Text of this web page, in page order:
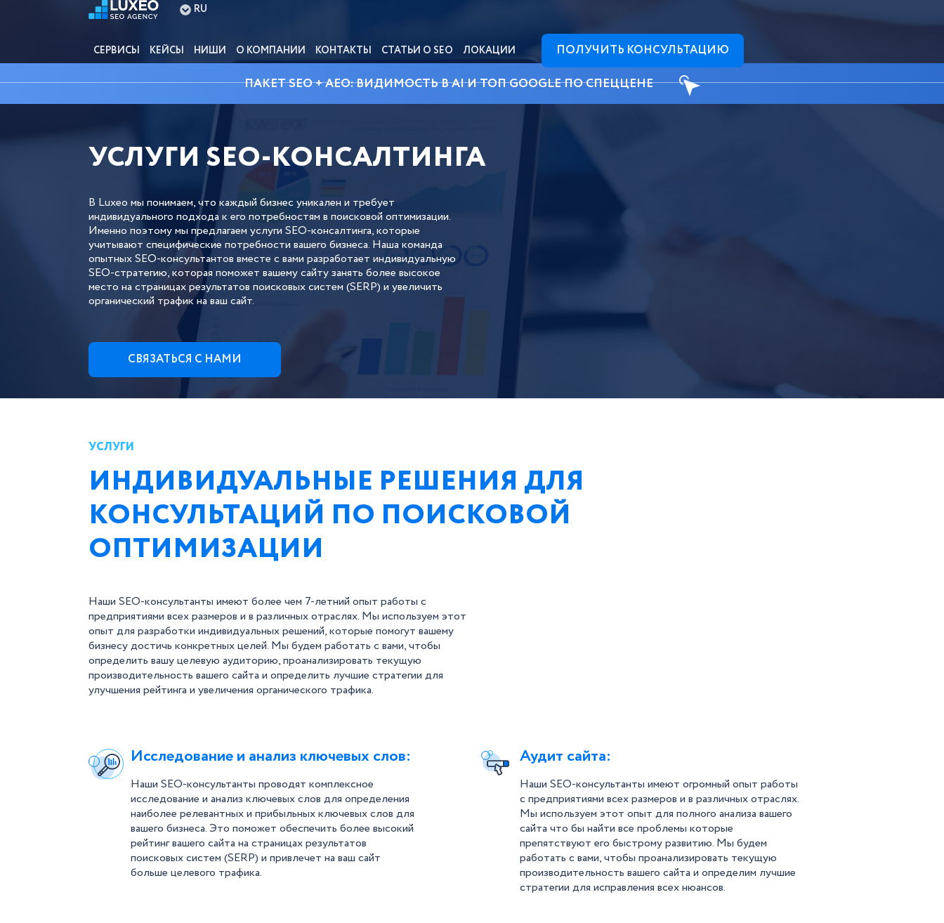
RU
СЕРВИСЫ КЕЙСЫ НИШИ О КОМПАНИИ КОНТАКТЫ СТАТЬИ О SEO ЛОКАЦИИ ПОЛУЧИТЬ КОНСУЛЬТАЦИЮ
ПАКЕТ SEO + AEO: ВИДИМОСТЬ В AI И ТОП GOOGLE ПО СПЕЦЦЕНЕ
УСЛУГИ SEO-КОНСАЛТИНГА
В Luxeo мы понимаем, что каждый бизнес уникален и требует
индивидуального подхода к его потребностям в поисковой оптимизации.
Именно поэтому мы предлагаем услуги SEO-консалтинга, которые
учитывают специфические потребности вашего бизнеса. Наша команда
опытных SEO-консультантов вместе с вами разработает индивидуальную
SEO-стратегию, которая поможет вашему сайту занять более высокое
место на страницах результатов поисковых систем (SERP) и увеличить
органический трафик на ваш сайт.
СВЯЗАТЬСЯ С НАМИ
УСЛУГИ
ИНДИВИДУАЛЬНЫЕ РЕШЕНИЯ ДЛЯ
КОНСУЛЬТАЦИЙ ПО ПОИСКОВОЙ
ОПТИМИЗАЦИИ
Наши SEO-консультанты имеют более чем 7-летний опыт работы с
предприятиями всех размеров и в различных отраслях. Мы используем этот
опыт для разработки индивидуальных решений, которые помогут вашему
бизнесу достичь конкретных целей. Мы будем работать с вами, чтобы
определить вашу целевую аудиторию, проанализировать текущую
производительность вашего сайта и определить лучшие стратегии для
улучшения рейтинга и увеличения органического трафика.
Исследование и анализ ключевых слов:
Наши SEO-консультанты проводят комплексное
исследование и анализ ключевых слов для определения
наиболее релевантных и прибыльных ключевых слов для
вашего бизнеса. Это поможет обеспечить более высокий
рейтинг вашего сайта на страницах результатов
поисковых систем (SERP) и привлечет на ваш сайт
больше целевого трафика.
Аудит сайта:
Наши SEO-консультанты имеют огромный опыт работы
с предприятиями всех размеров и в различных отраслях.
Мы используем этот опыт для полного анализа вашего
сайта что бы найти все проблемы которые
препятствуют его быстрому развитию. Мы будем
работать с вами, чтобы проанализировать текущую
производительность вашего сайта и определим лучшие
стратегии для исправления всех нюансов.